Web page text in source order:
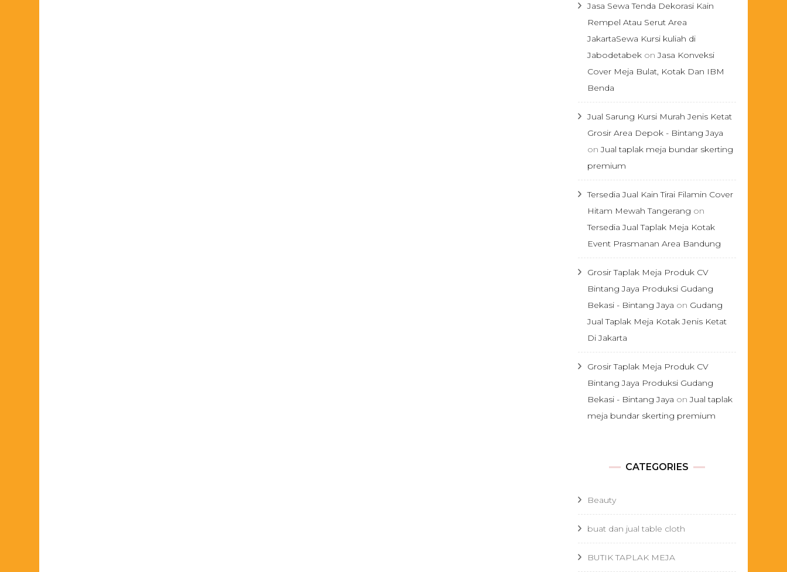
Jasa Sewa Tenda Dekorasi Kain
Rempel Atau Serut Area
JakartaSewa Kursi kuliah di
Jabodetabek onJasa Konveksi
Cover Meja Bulat, Kotak Dan IBM
Benda
Jual Sarung Kursi Murah Jenis Ketat
Grosir Area Depok - Bintang Jaya
onJual taplak meja bundar skerting
premium
Tersedia Jual Kain Tirai Filamin Cover
Hitam Mewah Tangerang on
Tersedia Jual Taplak Meja Kotak
Event Prasmanan Area Bandung
Grosir Taplak Meja Produk CV
Bintang Jaya Produksi Gudang
Bekasi - Bintang Jaya on Gudang
Jual Taplak Meja Kotak Jenis Ketat
Di Jakarta
Grosir Taplak Meja Produk CV
Bintang Jaya Produksi Gudang
Bekasi - Bintang Jaya onJual taplak
meja bundar skerting premium
CATEGORIES
Beauty
buat dan jual table cloth
BUTIK TAPLAK MEJA